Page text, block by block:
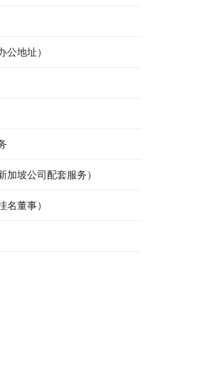
公地址）
加坡公司配套服务）
名董事）